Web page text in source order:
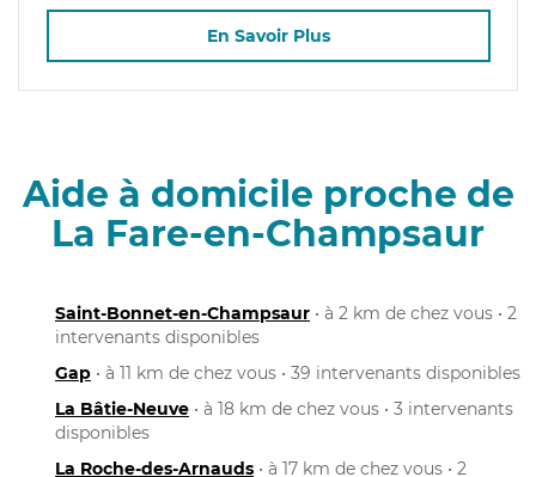
En Savoir Plus
Aide à domicile proche de
La Fare-en-Champsaur
Saint-Bonnet-en-Champsaur • à 2 km de chez vous • 2
intervenants disponibles
Gap • à 11 km de chez vous • 39 intervenants disponibles
La Bâtie-Neuve • à 18 km de chez vous • 3 intervenants
disponibles
La Roche-des-Arnauds • à 17 km de chez vous • 2